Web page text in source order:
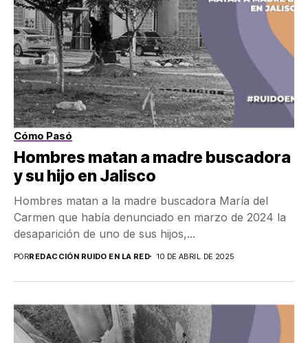
Cómo Pasó
Hombres matan a madre buscadora
y su hijo en Jalisco
Hombres matan a la madre buscadora María del
Carmen que había denunciado en marzo de 2024 la
desaparición de uno de sus hijos,...
PORREDACCIÓN RUIDO EN LA RED 10 DE ABRIL DE 2025